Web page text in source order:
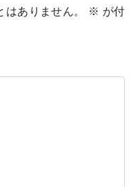
ありません。 ※ が付